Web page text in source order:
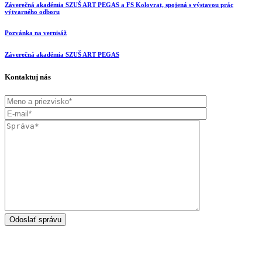
Záverečná akadémia SZUŠ ART PEGAS a FS Kolovrat, spojená s výstavou prác
výtvarného odboru
Pozvánka na vernisáž
Záverečná akadémia SZUŠ ART PEGAS
Kontaktuj nás